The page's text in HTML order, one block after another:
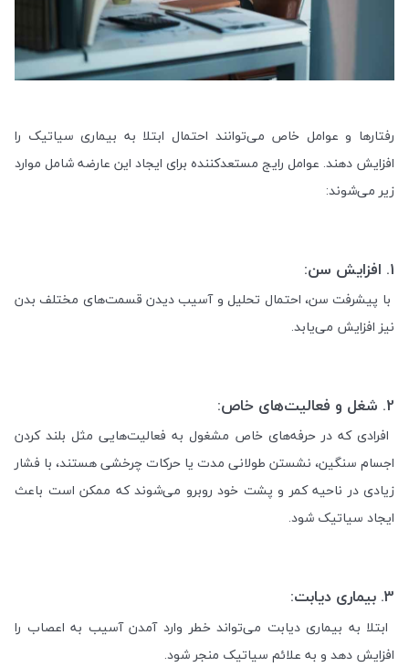
رفتارها و عوامل خاص می‌توانند احتمال ابتلا به بیماری سیاتیک را
افزایش دهند. عوامل رایج مستعدکننده برای ایجاد این عارضه شامل موارد
زیر می‌شوند:
1. افزایش سن:
با پیشرفت سن، احتمال تحلیل و آسیب دیدن قسمت‌های مختلف بدن
نیز افزایش می‌یابد.
2. شغل و فعالیت‌های خاص:
افرادی که در حرفه‌های خاص مشغول به فعالیت‌هایی مثل بلند کردن
اجسام سنگین، نشستن طولانی مدت یا حرکات چرخشی هستند، با فشار
زیادی در ناحیه کمر و پشت خود روبرو می‌شوند که ممکن است باعث
ایجاد سیاتیک شود.
3. بیماری دیابت:
ابتلا به بیماری دیابت می‌تواند خطر وارد آمدن آسیب به اعصاب را
افزایش دهد و به علائم سیاتیک منجر شود.